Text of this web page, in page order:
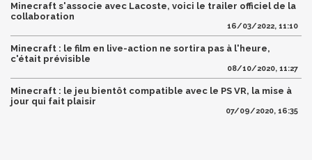
Minecraft s'associe avec Lacoste, voici le trailer officiel de la
collaboration
16/03/2022, 11:10
Minecraft : le film en live-action ne sortira pas à l'heure,
c'était prévisible
08/10/2020, 11:27
Minecraft : le jeu bientôt compatible avec le PS VR, la mise à
jour qui fait plaisir
07/09/2020, 16:35